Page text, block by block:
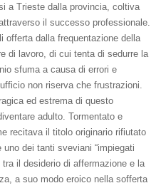
a Trieste dalla provincia, coltiva
il successo professionale.
offerta dalla frequentazione della
di lavoro, di cui tenta di sedurre la
sfuma a causa di errori e
non riserva che frustrazioni.
ed estrema di questo
adulto. Tormentato e
recitava il titolo originario rifiutato
dei tanti sveviani “impiegati
il desiderio di affermazione e la
a suo modo eroico nella sofferta